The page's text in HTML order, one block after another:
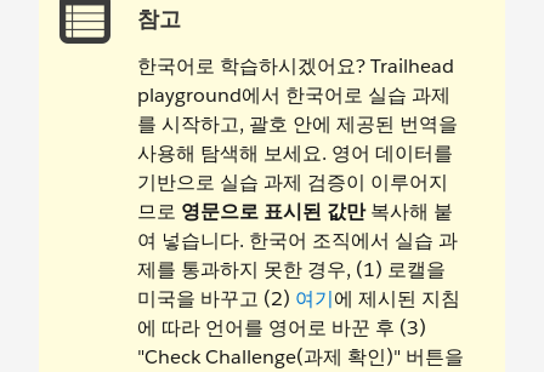
참고
한국어로 학습하시겠어요? Trailhead
playground에서 한국어로 실습 과제
를 시작하고, 괄호 안에 제공된 번역을
사용해 탐색해 보세요. 영어 데이터를
기반으로 실습 과제 검증이 이루어지
므로 영문으로 표시된 값만복사해 붙
여 넣습니다. 한국어 조직에서 실습 과
제를 통과하지 못한 경우, (1) 로캘을
미국을 바꾸고 (2) 여기에 제시된 지침
에 따라 언어를 영어로 바꾼 후 (3)
"Check Challenge(과제 확인)" 버튼을